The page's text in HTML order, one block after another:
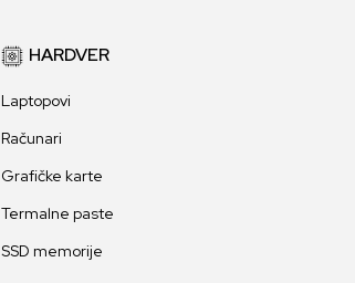
HARDVER
Laptopovi
Računari
Grafičke karte
Termalne paste
SSD memorije